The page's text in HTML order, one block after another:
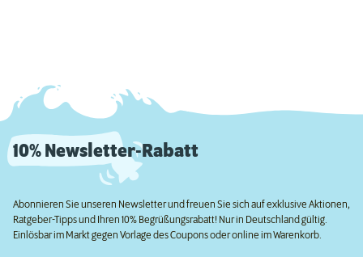
10% Newsletter-Rabatt
Abonnieren Sie unseren Newsletter und freuen Sie sich auf exklusive Aktionen,
Ratgeber-Tipps und Ihren 10% Begrüßungsrabatt! Nur in Deutschland gültig.
Einlösbar im Markt gegen Vorlage des Coupons oder online im Warenkorb.